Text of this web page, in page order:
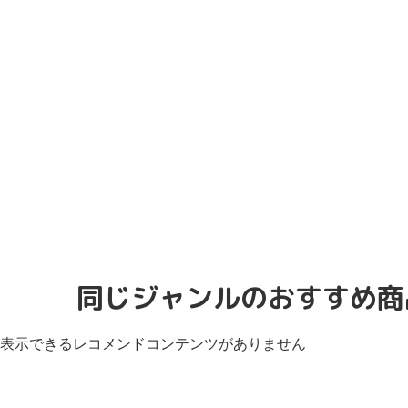
同じジャンルのおすすめ
表示できるレコメンドコンテンツがありません